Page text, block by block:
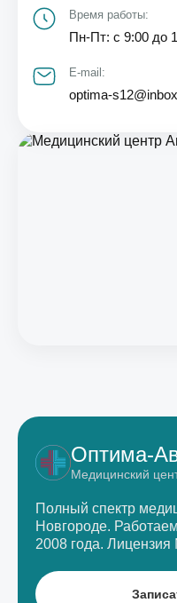
Время работы:
Пн-Пт: с 9:00 до
E-mail:
optima-
Оптима-
Медицинский
Полный спектр
Новгороде.
2008 года. Лицензия